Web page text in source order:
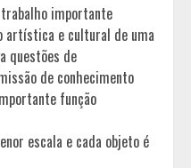
importante
artística e cultural de uma
questões de
de conhecimento
função
escala e cada objeto é